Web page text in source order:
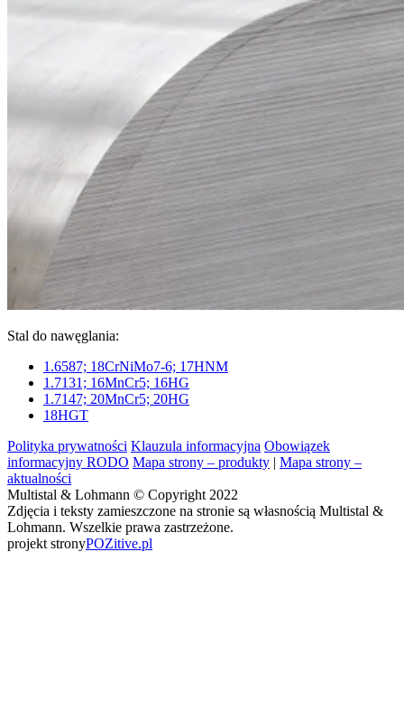
Stal do nawęglania:
1.6587; 18CrNiMo7-6; 17HNM
1.7131; 16MnCr5; 16HG
1.7147; 20MnCr5; 20HG
18HGT
Polityka prywatności Klauzula informacyjna Obowiązek
informacyjny RODO Mapa strony – produkty | Mapa strony –
aktualności
Multistal & Lohmann © Copyright 2022
Zdjęcia i teksty zamieszczone na stronie są własnością Multistal &
Lohmann. Wszelkie prawa zastrzeżone.
projekt stronyPOZitive.pl